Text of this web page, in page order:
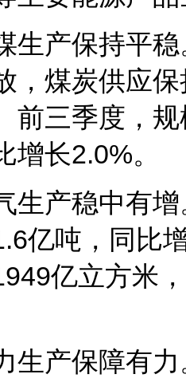
产保持平稳
，煤炭供应
前三季度，
增长2.0%。
产稳中有增
亿吨，同比
亿立方米
产保障有力